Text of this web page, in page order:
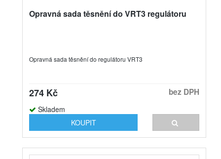
Opravná sada těsnění do VRT3 regulátoru
Opravná sada těsnění do regulátoru VRT3
274 Kč bez DPH
Skladem
KOUPIT